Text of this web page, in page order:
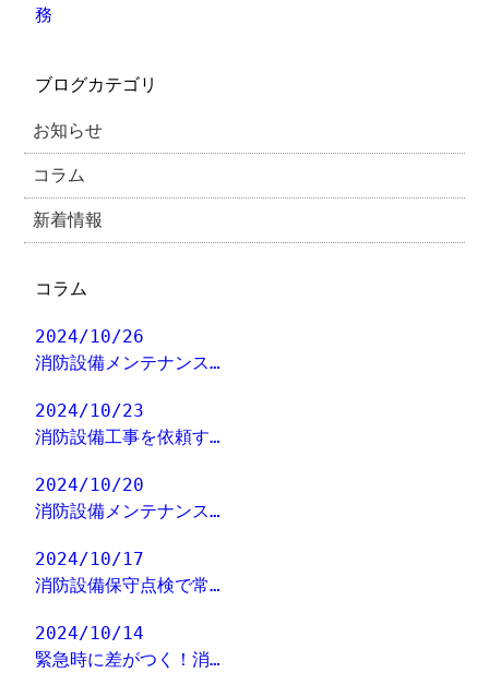
務
ブログカテゴリ
お知らせ
コラム
新着情報
コラム
2024/10/26
消防設備メンテナンス…
2024/10/23
消防設備工事を依頼す…
2024/10/20
消防設備メンテナンス…
2024/10/17
消防設備保守点検で常…
2024/10/14
緊急時に差がつく！消…